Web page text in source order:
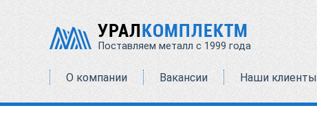
УРАЛКОМПЛЕКТМ
Поставляем металл с 1999 года
О компании Вакансии Наши клиенты